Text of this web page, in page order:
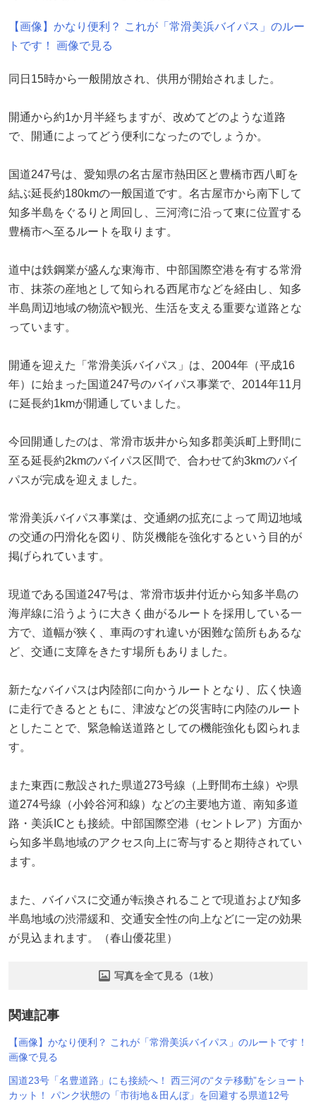
【画像】かなり便利？ これが「常滑美浜バイパス」のルー
トです！ 画像で見る
同日15時から一般開放され、供用が開始されました。
開通から約1か月半経ちますが、改めてどのような道路
で、開通によってどう便利になったのでしょうか。
国道247号は、愛知県の名古屋市熱田区と豊橋市西八町を
結ぶ延長約180kmの一般国道です。名古屋市から南下して
知多半島をぐるりと周回し、三河湾に沿って東に位置する
豊橋市へ至るルートを取ります。
道中は鉄鋼業が盛んな東海市、中部国際空港を有する常滑
市、抹茶の産地として知られる西尾市などを経由し、知多
半島周辺地域の物流や観光、生活を支える重要な道路とな
っています。
開通を迎えた「常滑美浜バイパス」は、2004年（平成16
年）に始まった国道247号のバイパス事業で、2014年11月
に延長約1kmが開通していました。
今回開通したのは、常滑市坂井から知多郡美浜町上野間に
至る延長約2kmのバイパス区間で、合わせて約3kmのバイ
パスが完成を迎えました。
常滑美浜バイパス事業は、交通網の拡充によって周辺地域
の交通の円滑化を図り、防災機能を強化するという目的が
掲げられています。
現道である国道247号は、常滑市坂井付近から知多半島の
海岸線に沿うように大きく曲がるルートを採用している一
方で、道幅が狭く、車両のすれ違いが困難な箇所もあるな
ど、交通に支障をきたす場所もありました。
新たなバイパスは内陸部に向かうルートとなり、広く快適
に走行できるとともに、津波などの災害時に内陸のルート
としたことで、緊急輸送道路としての機能強化も図られま
す。
また東西に敷設された県道273号線（上野間布土線）や県
道274号線（小鈴谷河和線）などの主要地方道、南知多道
路・美浜ICとも接続。中部国際空港（セントレア）方面か
ら知多半島地域のアクセス向上に寄与すると期待されてい
ます。
また、バイパスに交通が転換されることで現道および知多
半島地域の渋滞緩和、交通安全性の向上などに一定の効果
が見込まれます。（春山優花里）
写真を全て見る（1枚）
関連記事
【画像】かなり便利？ これが「常滑美浜バイパス」のルートです！
画像で見る
国道23号「名豊道路」にも接続へ！ 西三河の“タテ移動”をショート
カット！ パンク状態の「市街地＆田んぼ」を回避する県道12号